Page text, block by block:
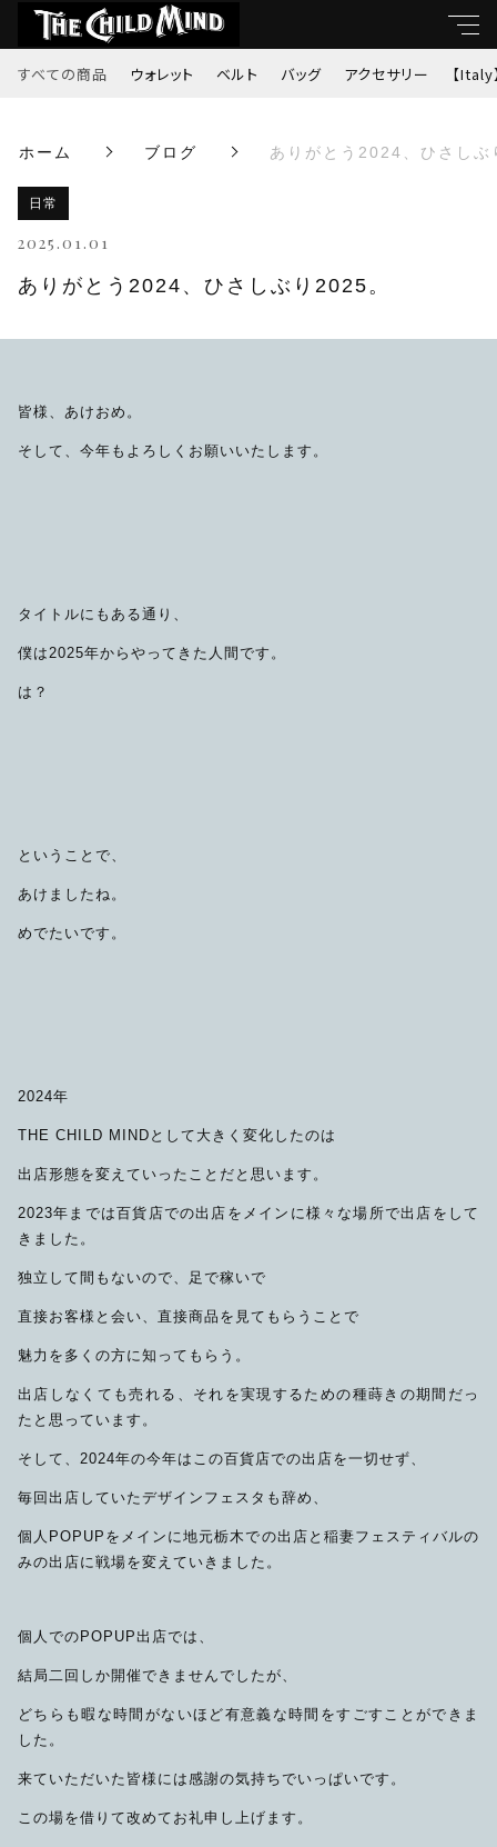
すべての商品 ウォレット ベルト バッグ アクセサリー 【Italy
ホーム ブログ ありがとう2024、ひさし
日常
2025.01.01
ありがとう2024、ひさしぶり2025。
皆様、あけおめ。
そして、今年もよろしくお願いいたします。
タイトルにもある通り、
僕は2025年からやってきた人間です。
は？
ということで、
あけましたね。
めでたいです。
2024年
THE CHILD MINDとして大きく変化したのは
出店形態を変えていったことだと思います。
2023年までは百貨店での出店をメインに様々な場所で出店をして
きました。
独立して間もないので、足で稼いで
直接お客様と会い、直接商品を見てもらうことで
魅力を多くの方に知ってもらう。
出店しなくても売れる、それを実現するための種蒔きの期間だっ
たと思っています。
そして、2024年の今年はこの百貨店での出店を一切せず、
毎回出店していたデザインフェスタも辞め、
個人POPUPをメインに地元栃木での出店と稲妻フェスティバルの
みの出店に戦場を変えていきました。
個人でのPOPUP出店では、
結局二回しか開催できませんでしたが、
どちらも暇な時間がないほど有意義な時間をすごすことができま
した。
来ていただいた皆様には感謝の気持ちでいっぱいです。
この場を借りて改めてお礼申し上げます。
すべて
ベルト
バッグ
【Italy】
アパレル・ステッカー
子カテゴリ